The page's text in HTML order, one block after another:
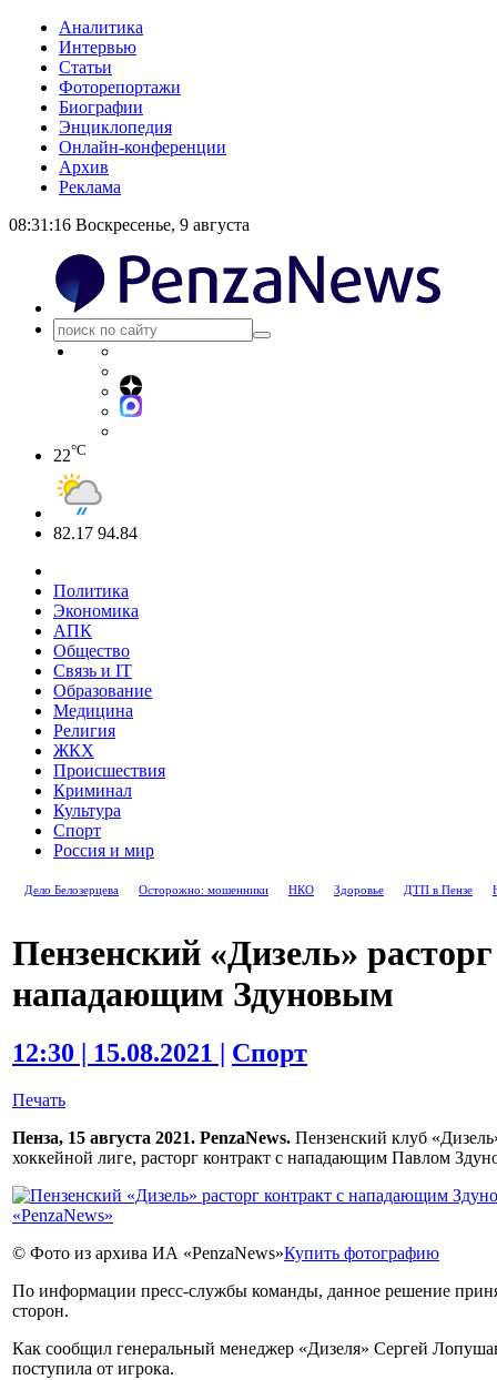
Аналитика
Интервью
Статьи
Фоторепортажи
Биографии
Энциклопедия
Онлайн-конференции
Архив
Реклама
08:31:16 Воскресенье, 9 августа
22°C
82.17 94.84
Политика
Экономика
АПК
Общество
Связь и IT
Образование
Медицина
Религия
ЖКХ
Происшествия
Криминал
Культура
Спорт
Россия и мир
Дело Белозерцева Осторожно: мошенники НКО Здоровье ДТП в Пензе
Пензенский «Дизель»
нападающим Здуновым
12:30 | 15.08.2021 | Спорт
Печать
Пенза, 15 августа 2021. PenzaNews. Пензенский клуб
хоккейной лиге, расторг контракт с нападающим Павлом
© Фото из архива ИА «PenzaNews»Купить фотографию
По информации пресс-службы команды, данное решение
сторон.
Как сообщил генеральный менеджер «Дизеля» Сергей
поступила от игрока.